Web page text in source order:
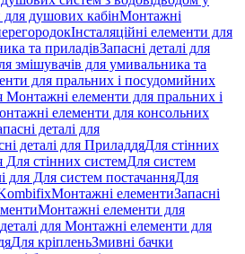
душових кабінМонтажні
Інсталяційні елементи для
та приладівЗапасні деталі для
змішувачів для умивальника та
для пральних і посудомийних
Монтажні елементи для пральних і
елементи для консольних
деталі для
деталі для ПриладдяДля стінних
Для стінних системДля систем
для Для систем постачанняДля
Монтажні елементиЗапасні
Монтажні елементи для
для Монтажні елементи для
Для кріпленьЗмивні бачки